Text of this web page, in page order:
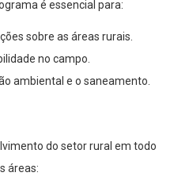
é essencial para:
sobre as áreas rurais.
no campo.
ambiental e o saneamento.
do setor rural em todo
áreas: